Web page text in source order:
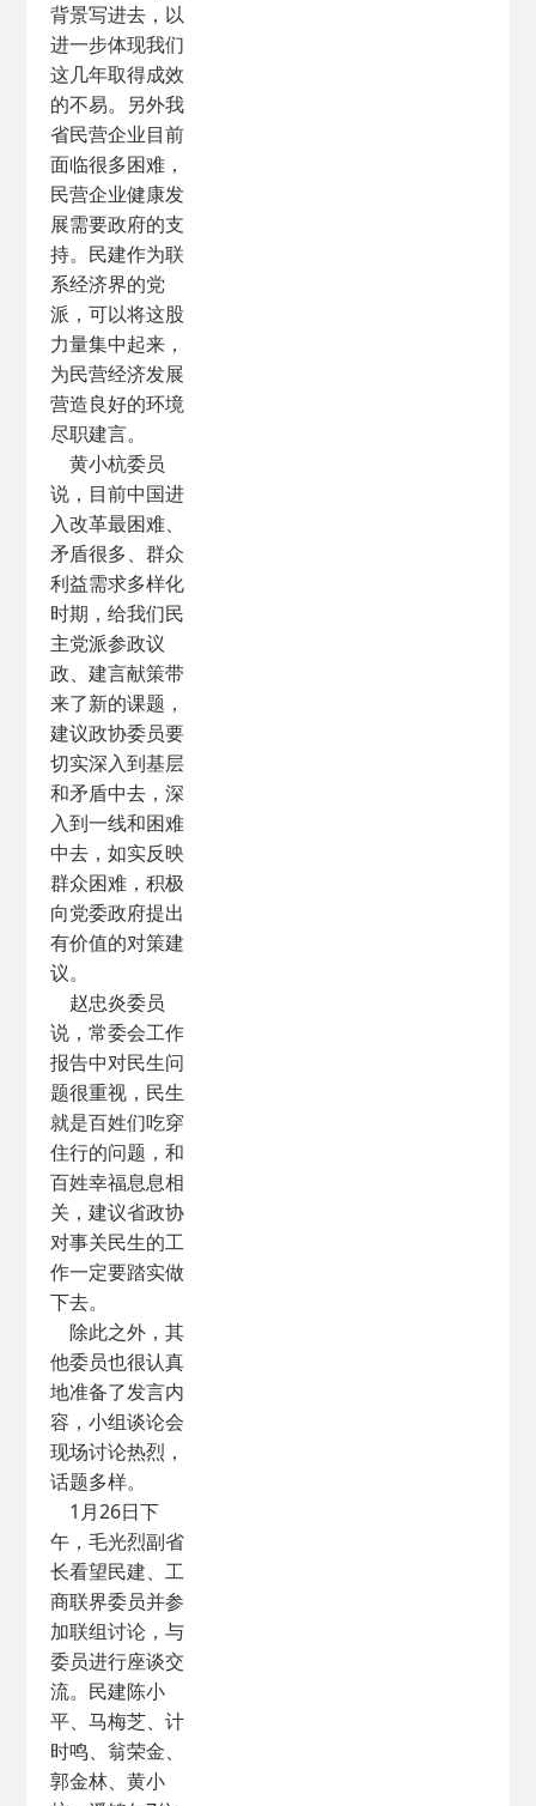
背景写进去，以
进一步体现我们
这几年取得成效
的不易。另外我
省民营企业目前
面临很多困难，
民营企业健康发
展需要政府的支
持。民建作为联
系经济界的党
派，可以将这股
力量集中起来，
为民营经济发展
营造良好的环境
尽职建言。
黄小杭委员
说，目前中国进
入改革最困难、
矛盾很多、群众
利益需求多样化
时期，给我们民
主党派参政议
政、建言献策带
来了新的课题，
建议政协委员要
切实深入到基层
和矛盾中去，深
入到一线和困难
中去，如实反映
群众困难，积极
向党委政府提出
有价值的对策建
议。
赵忠炎委员
说，常委会工作
报告中对民生问
题很重视，民生
就是百姓们吃穿
住行的问题，和
百姓幸福息息相
关，建议省政协
对事关民生的工
作一定要踏实做
下去。
除此之外，其
他委员也很认真
地准备了发言内
容，小组谈论会
现场讨论热烈，
话题多样。
1月26日下
午，毛光烈副省
长看望民建、工
商联界委员并参
加联组讨论，与
委员进行座谈交
流。民建陈小
平、马梅芝、计
时鸣、翁荣金、
郭金林、黄小